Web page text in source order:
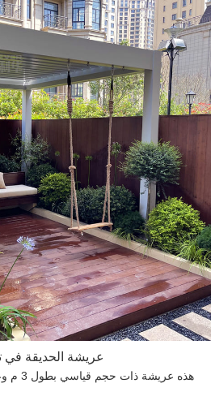
عريشة الحديقة في